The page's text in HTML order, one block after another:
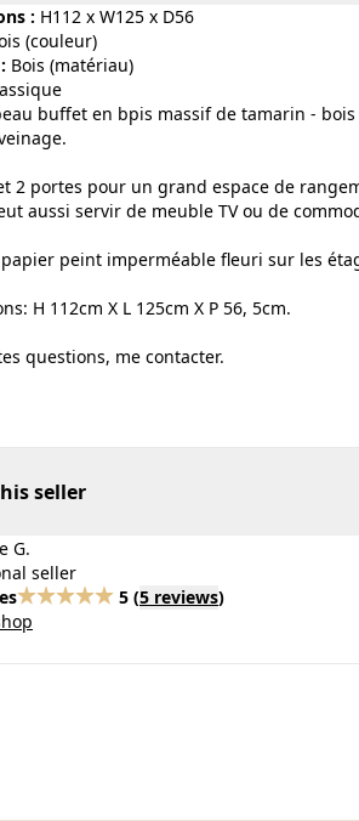
: H112 x W125 x D56
(couleur)
bois (matériau)
buffet en bpis massif de tamarin -
2 portes pour un grand espace de
aussi servir de meuble TV ou de
peint imperméable fleuri sur les
H 112cm X L 125cm X P 56, 5cm.
questions, me contacter.
seller
G.
seller
5 (5 reviews)